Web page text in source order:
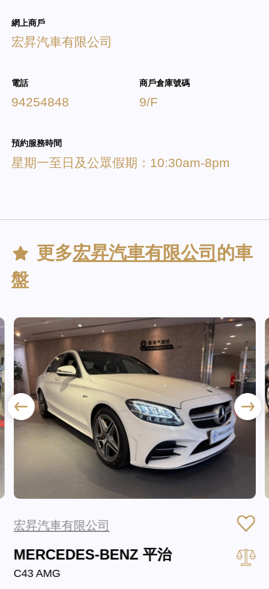
網上商戶
宏昇汽車有限公司
電話
94254848
商戶倉庫號碼
9/F
預約服務時間
星期一至日及公眾假期：10:30am-8pm
更多宏昇汽車有限公司 的車
盤
宏昇汽車有限公司
MERCEDES-BENZ 平治
C43 AMG